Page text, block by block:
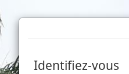
Identifiez-vous